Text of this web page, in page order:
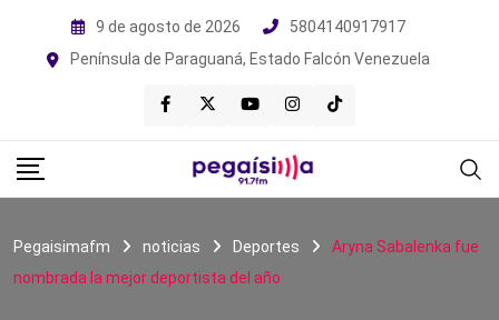
9 de agosto de 2026
5804140917917
Península de Paraguaná, Estado Falcón Venezuela
Pegaisimafm noticias Deportes
Aryna Sabalenka fue
nombrada la mejor deportista del año